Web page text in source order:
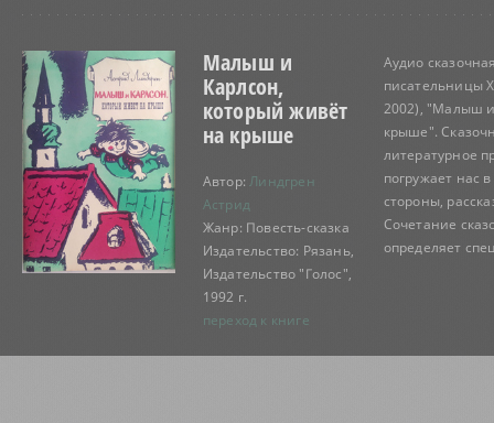
Малыш и
Карлсон,
который живёт
на крыше
Автор:Линдгрен
Астрид
Жанр: Повесть-сказка
Издательство: Рязань,
Издательство "Голос",
1992 г.
переход к книге
Аудио
писательницы
2002), "Малыш
крыше".
литературное
погружает нас
стороны,
Сочетание
определяет